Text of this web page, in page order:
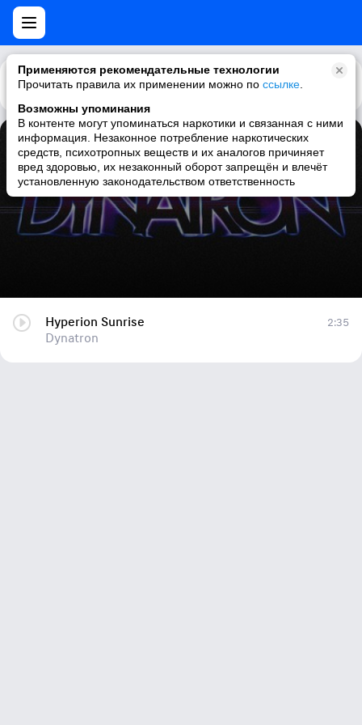
Применяются рекомендательные технологии
Прочитать правила их применении можно по ссылке
Возможны упоминания
В контенте могут упоминаться наркотики и связанная с ними
информация. Незаконное потребление наркотических
средств, психотропных веществ и их аналогов причиняет
вред здоровью, их незаконный оборот запрещён и влечёт
установленную законодательством ответственность
Каталог Рекомендации
Hyperion Sunrise
Dynatron
Hyperion Sunrise
Dynatron
2:35